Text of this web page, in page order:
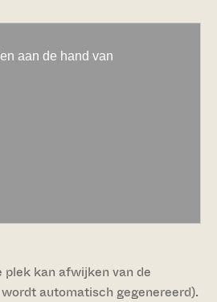
plek kan afwijken van de
automatisch gegenereerd).